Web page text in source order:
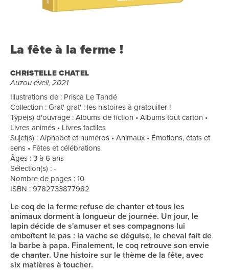
La fête à la ferme !
CHRISTELLE CHATEL
Auzou éveil, 2021
Illustrations de : Prisca Le Tandé
Collection : Grat' grat' : les histoires à gratouiller !
Type(s) d'ouvrage : Albums de fiction • Albums tout carton •
Livres animés • Livres tactiles
Sujet(s) : Alphabet et numéros • Animaux • Émotions, états et
sens • Fêtes et célébrations
Âges : 3 à 6 ans
Sélection(s) : -
Nombre de pages : 10
ISBN : 9782733877982
Le coq de la ferme refuse de chanter et tous les
animaux dorment à longueur de journée. Un jour, le
lapin décide de s'amuser et ses compagnons lui
emboîtent le pas : la vache se déguise, le cheval fait de
la barbe à papa. Finalement, le coq retrouve son envie
de chanter. Une histoire sur le thème de la fête, avec
six matières à toucher.